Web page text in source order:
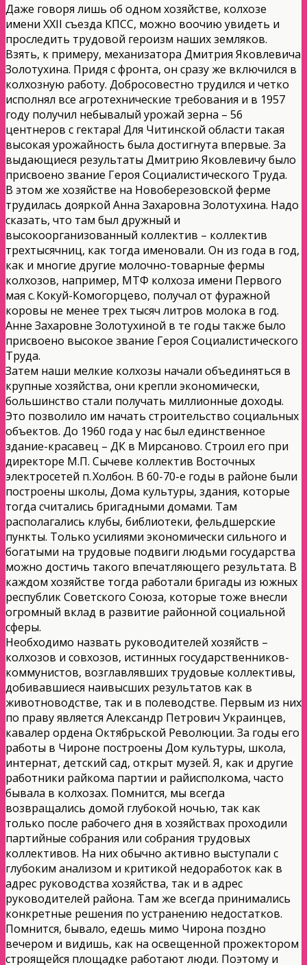
Даже говоря лишь об одном хозяйстве, колхозе
имени XXII съезда КПСС, можно воочию увидеть и
проследить трудовой героизм наших земляков.
Взять, к примеру, механизатора Дмитрия Яковлевича
Золотухина. Придя с фронта, он сразу же включился в
колхозную работу. Добросовестно трудился и четко
исполнял все агротехнические требования и в 1957
году получил небывалый урожай зерна – 56
центнеров с гектара! Для Читинской области такая
высокая урожайность была достигнута впервые. За
выдающиеся результаты Дмитрию Яковлевичу было
присвоено звание Героя Социалистического Труда.
В этом же хозяйстве на Новоберезовской ферме
трудилась дояркой Анна Захаровна Золотухина. Надо
сказать, что там был дружный и
высокоорганизованный коллектив – коллектив
трехтысячниц, как тогда именовали. Он из года в год,
как и многие другие молочно-товарные фермы
колхозов, например, МТФ колхоза имени Первого
мая с. Кокуй-Комогорцево, получал от фуражной
коровы не менее трех тысяч литров молока в год.
Анне Захаровне Золотухиной в те годы также было
присвоено высокое звание Героя Социалистического
Труда.
Затем наши мелкие колхозы начали объединяться в
крупные хозяйства, они крепли экономически,
большинство стали получать миллионные доходы.
Это позволило им начать строительство социальных
объектов. До 1960 года у нас был единственное
здание-красавец – ДК в Мирсаново. Строил его при
директоре М.П. Сычеве коллектив Восточных
электросетей п. Холбон. В 60-70-е годы в районе были
построены школы, Дома культуры, здания, которые
тогда считались бригадными домами. Там
располагались клубы, библиотеки, фельдшерские
пункты. Только усилиями экономически сильного и
богатыми на трудовые подвиги людьми государства
можно достичь такого впечатляющего результата. В
каждом хозяйстве тогда работали бригады из южных
республик Советского Союза, которые тоже внесли
огромный вклад в развитие районной социальной
сферы.
Необходимо назвать руководителей хозяйств –
колхозов и совхозов, истинных государственников-
коммунистов, возглавлявших трудовые коллективы,
добивавшиеся наивысших результатов как в
животноводстве, так и в полеводстве. Первым из них
по праву является Александр Петрович Украинцев,
кавалер ордена Октябрьской Революции. За годы его
работы в Чироне построены Дом культуры, школа,
интернат, детский сад, открыт музей. Я, как и другие
работники райкома партии и райисполкома, часто
бывала в колхозах. Помнится, мы всегда
возвращались домой глубокой ночью, так как
только после рабочего дня в хозяйствах проходили
партийные собрания или собрания трудовых
коллективов. На них обычно активно выступали с
глубоким анализом и критикой недоработок как в
адрес руководства хозяйства, так и в адрес
руководителей района. Там же всегда принимались
конкретные решения по устранению недостатков.
Помнится, бывало, едешь мимо Чирона поздно
вечером и видишь, как на освещенной прожектором
строящейся площадке работают люди. Поэтому и